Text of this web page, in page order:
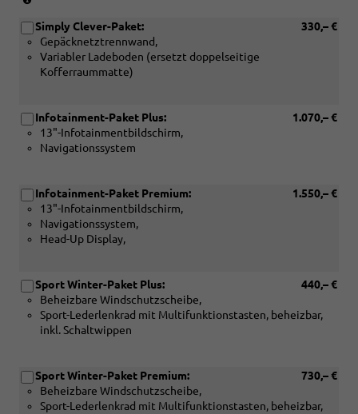
[PTC]
Infotainment-
Paket
Premium)
Verbindung
mit:
[PWC]
Elektrisch
mit
Memoryfunktion
sowie
den
Außenspiegeln)
330,– €
Simply Clever-Paket:
Gepäcknetztrennwand,
Variabler Ladeboden (ersetzt doppelseitige
Kofferraummatte)
1.070,– €
Infotainment-Paket Plus:
13"-Infotainmentbildschirm,
Navigationssystem
1.550,– €
Infotainment-Paket Premium:
13"-Infotainmentbildschirm,
Navigationssystem,
Head-Up Display,
440,– €
Sport Winter-Paket Plus:
Beheizbare Windschutzscheibe,
Sport-Lederlenkrad mit Multifunktionstasten, beheizbar,
inkl. Schaltwippen
730,– €
Sport Winter-Paket Premium:
Beheizbare Windschutzscheibe,
Sport-Lederlenkrad mit Multifunktionstasten, beheizbar,